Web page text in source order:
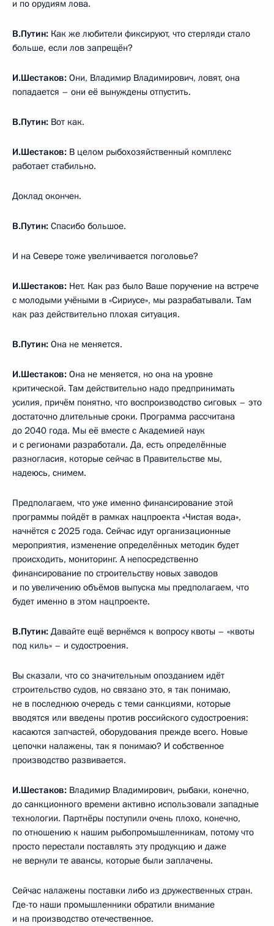
и по орудиям лова.
В.Путин: Как же любители фиксируют, что стерляди стало
больше, если лов запрещён?
И.Шестаков: Они, Владимир Владимирович, ловят, она
попадается – они её вынуждены отпустить.
В.Путин: Вот как.
И.Шестаков: В целом рыбохозяйственный комплекс
работает стабильно.
Доклад окончен.
В.Путин: Спасибо большое.
И на Севере тоже увеличивается поголовье?
И.Шестаков: Нет. Как раз было Ваше поручение на встрече
с молодыми учёными в «Сириусе», мы разрабатывали. Там
как раз действительно плохая ситуация.
В.Путин: Она не меняется.
И.Шестаков: Она не меняется, но она на уровне
критической. Там действительно надо предпринимать
усилия, причём понятно, что воспроизводство сиговых – это
достаточно длительные сроки. Программа рассчитана
до 2040 года. Мы её вместе с Академией наук
и с регионами разработали. Да, есть определённые
разногласия, которые сейчас в Правительстве мы,
надеюсь, снимем.
Предполагаем, что уже именно финансирование этой
программы пойдёт в рамках нацпроекта «Чистая вода»,
начнётся с 2025 года. Сейчас идут организационные
мероприятия, изменение определённых методик будет
происходить, мониторинг. А непосредственно
финансирование по строительству новых заводов
и по увеличению объёмов выпуска мы предполагаем, что
будет именно в этом нацпроекте.
В.Путин: Давайте ещё вернёмся к вопросу квоты – «квоты
под киль» – и судостроения.
Вы сказали, что со значительным опозданием идёт
строительство судов, но связано это, я так понимаю,
не в последнюю очередь с теми санкциями, которые
вводятся или введены против российского судостроения:
касаются запчастей, оборудования прежде всего. Новые
цепочки налажены, так я понимаю? И собственное
производство развивается.
И.Шестаков: Владимир Владимирович, рыбаки, конечно,
до санкционного времени активно использовали западные
технологии. Партнёры поступили очень плохо, конечно,
по отношению к нашим рыбопромышленникам, потому что
просто перестали поставлять эту продукцию и даже
не вернули те авансы, которые были заплачены.
Сейчас налажены поставки либо из дружественных стран.
Где-то наши промышленники обратили внимание
и на производство отечественное.